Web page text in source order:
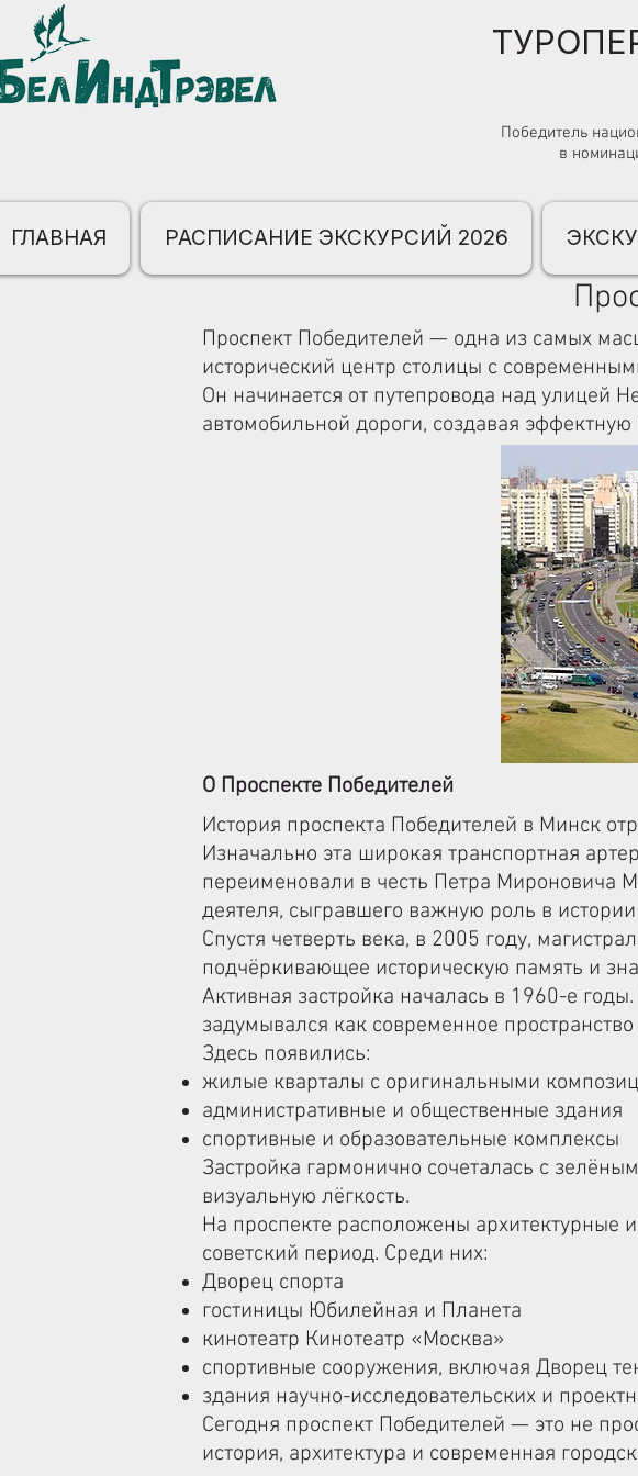
Победитель
в
ГЛАВНАЯ РАСПИСАНИЕ ЭКСКУРСИЙ 2026
Проспект Победителей — одна из самых
исторический центр столицы с
Он начинается от путепровода над улицей
автомобильной дороги, создавая
О Проспекте Победителей
История проспекта Победителей в Минск
Изначально эта широкая транспортная
переименовали в честь Петра Мироновича
деятеля, сыгравшего важную роль в
Спустя четверть века, в 2005 году,
подчёркивающее историческую память и
Активная застройка началась в 1960-е
задумывался как современное
Здесь появились:
жилые кварталы с оригинальными
административные и общественные здания
спортивные и образовательные комплексы
Застройка гармонично сочеталась с
визуальную лёгкость.
На проспекте расположены архитектурные
советский период. Среди них:
Дворец спорта
гостиницы Юбилейная и Планета
кинотеатр Кинотеатр «Москва»
спортивные сооружения, включая Дворец
здания научно-исследовательских и
Сегодня проспект Победителей — это не
история, архитектура и современная